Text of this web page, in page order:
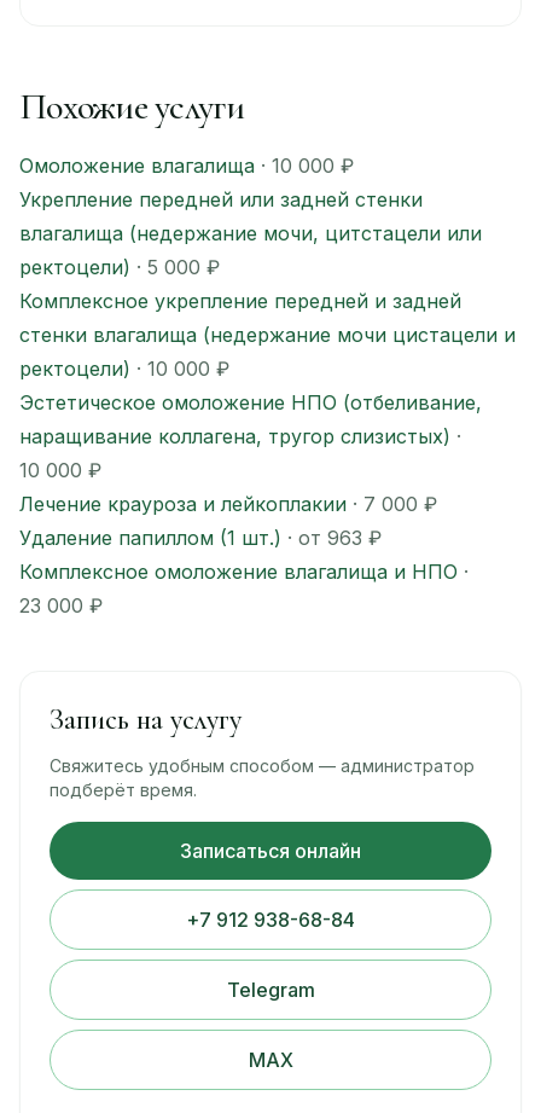
Похожие услуги
Омоложение влагалища · 10 000 ₽
Укрепление передней или задней стенки
влагалища (недержание мочи, цитстацели или
ректоцели) · 5 000 ₽
Комплексное укрепление передней и задней
стенки влагалища (недержание мочи цистацели и
ректоцели) · 10 000 ₽
Эстетическое омоложение НПО (отбеливание,
наращивание коллагена, тругор слизистых) ·
10 000 ₽
Лечение крауроза и лейкоплакии · 7 000 ₽
Удаление папиллом (1 шт.) · от 963 ₽
Комплексное омоложение влагалища и НПО ·
23 000 ₽
Запись на услугу
Свяжитесь удобным способом — администратор
подберёт время.
Записаться онлайн
+7 912 938-68-84
Telegram
MAX